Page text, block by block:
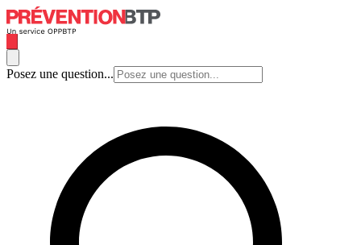
Posez une question...